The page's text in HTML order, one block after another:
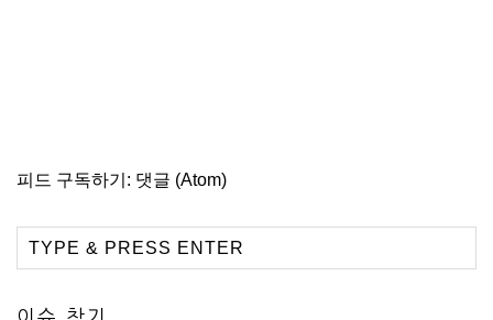
피드 구독하기: 댓글 (Atom)